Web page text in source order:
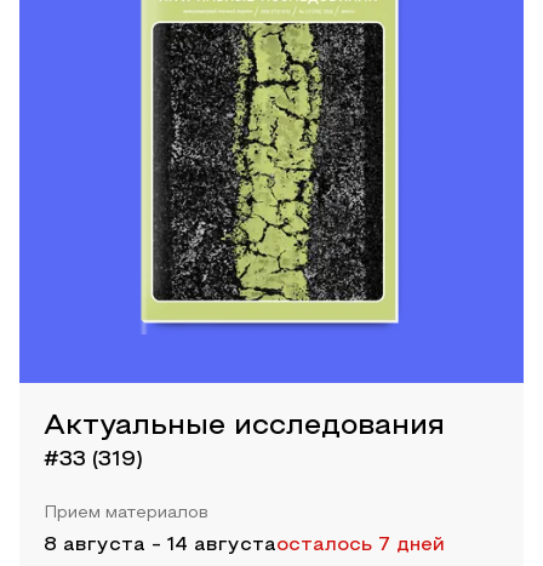
Актуальные исследования
#33 (319)
Прием материалов
8 августа - 14 августаосталось 7 дней